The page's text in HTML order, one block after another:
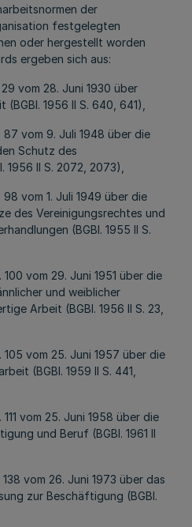
der
festgelegten
oder hergestellt worden
ergeben sich aus:
29 vom 28. Juni 1930 über
1956 II S. 640, 641),
87 vom 9. Juli 1948 über die
Schutz des
1956 II S. 2072, 2073),
98 vom 1. Juli 1949 über die
des Vereinigungsrechtes und
(BGBl. 1955 II S.
100 vom 29. Juni 1951 über die
und weiblicher
Arbeit (BGBl. 1956 II S. 23,
105 vom 25. Juni 1957 über die
(BGBl. 1959 II S. 441,
vom 25. Juni 1958 über die
und Beruf (BGBl. 1961 II
vom 26. Juni 1973 über das
zur Beschäftigung (BGBl.